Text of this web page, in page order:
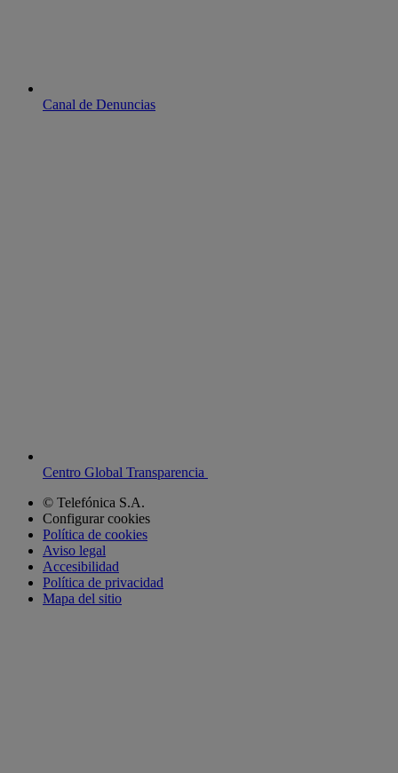
Canal de Denuncias
Centro Global Transparencia
© Telefónica S.A.
Configurar cookies
Política de cookies
Aviso legal
Accesibilidad
Política de privacidad
Mapa del sitio